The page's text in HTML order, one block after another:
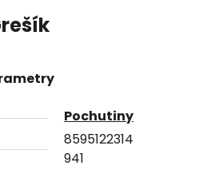
Pochutiny
8595122314
941